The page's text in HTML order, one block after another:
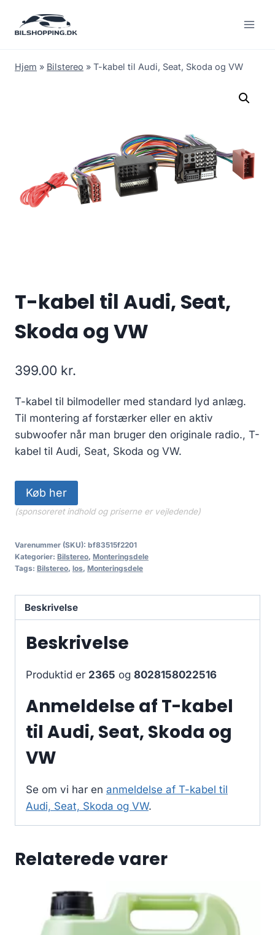
Hjem » Bilstereo » T-kabel til Audi, Seat, Skoda og VW
T-kabel til Audi, Seat,
Skoda og VW
399.00 kr.
T-kabel til bilmodeller med standard lyd anlæg.
Til montering af forstærker eller en aktiv
subwoofer når man bruger den originale radio., T-
kabel til Audi, Seat, Skoda og VW.
Køb her
(sponsoreret indhold og priserne er vejledende)
Varenummer (SKU): bf83515f2201
Kategorier: Bilstereo, Monteringsdele
Tags: Bilstereo, los, Monteringsdele
Beskrivelse
Beskrivelse
Produktid er 2365 og 8028158022516
Anmeldelse af T-kabel
til Audi, Seat, Skoda og
VW
Se om vi har en anmeldelse af T-kabel til
Audi, Seat, Skoda og VW.
Relaterede varer